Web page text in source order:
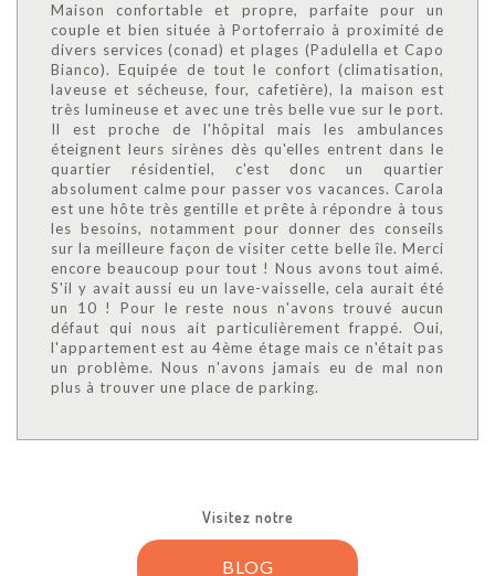
Maison confortable et propre, parfaite pour un
couple et bien située à Portoferraio à proximité de
divers services (conad) et plages (Padulella et Capo
Bianco). Equipée de tout le confort (climatisation,
laveuse et sécheuse, four, cafetière), la maison est
très lumineuse et avec une très belle vue sur le port.
Il est proche de l'hôpital mais les ambulances
éteignent leurs sirènes dès qu'elles entrent dans le
quartier résidentiel, c'est donc un quartier
absolument calme pour passer vos vacances. Carola
est une hôte très gentille et prête à répondre à tous
les besoins, notamment pour donner des conseils
sur la meilleure façon de visiter cette belle île. Merci
encore beaucoup pour tout ! Nous avons tout aimé.
S'il y avait aussi eu un lave-vaisselle, cela aurait été
un 10 ! Pour le reste nous n'avons trouvé aucun
défaut qui nous ait particulièrement frappé. Oui,
l'appartement est au 4ème étage mais ce n'était pas
un problème. Nous n'avons jamais eu de mal non
plus à trouver une place de parking.
Visitez notre
BLOG